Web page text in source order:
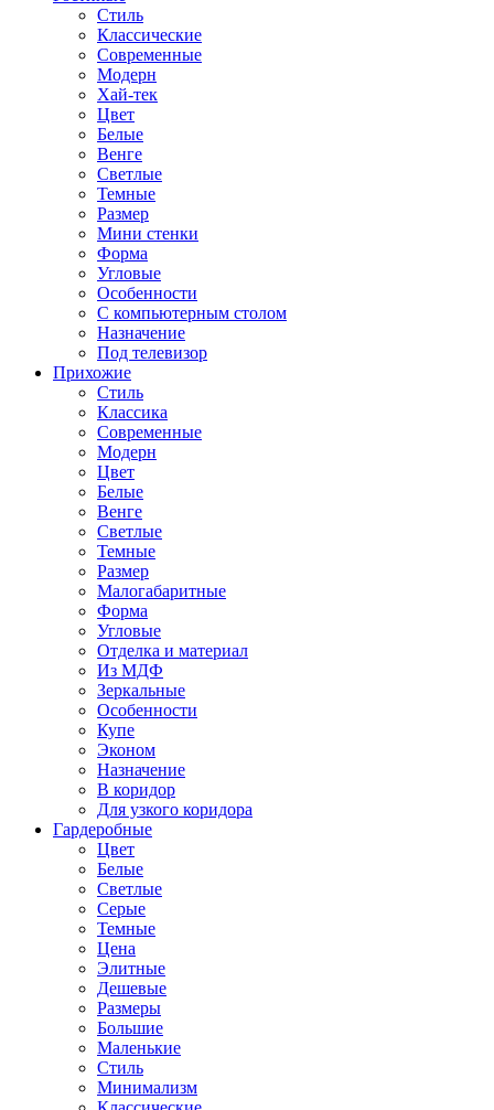
Стиль
Классические
Современные
Модерн
Хай-тек
Цвет
Белые
Венге
Светлые
Темные
Размер
Мини стенки
Форма
Угловые
Особенности
С компьютерным столом
Назначение
Под телевизор
Прихожие
Стиль
Классика
Современные
Модерн
Цвет
Белые
Венге
Светлые
Темные
Размер
Малогабаритные
Форма
Угловые
Отделка и материал
Из МДФ
Зеркальные
Особенности
Купе
Эконом
Назначение
В коридор
Для узкого коридора
Гардеробные
Цвет
Белые
Светлые
Серые
Темные
Цена
Элитные
Дешевые
Размеры
Большие
Маленькие
Стиль
Минимализм